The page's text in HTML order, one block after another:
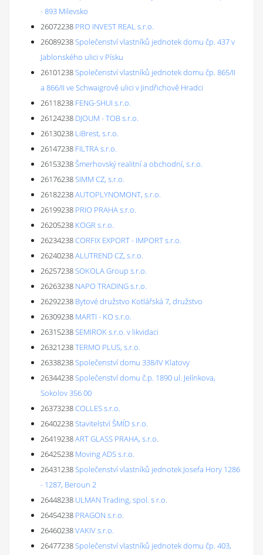
- 893 Milevsko
26072238 PRO INVEST REAL s.r.o.
26089238Společenství vlastníků jednotek domu čp. 437 v
Jablonského ulici v Písku
26101238Společenství vlastníků jednotek domu čp. 865/II
a 866/II ve Schwaigrově ulici v Jindřichově Hradci
26118238 FENG-SHUI s.r.o.
26124238 DJOUM - TOB s.r.o.
26130238 LiBrest, s.r.o.
26147238 FILTRA s.r.o.
26153238Šmerhovský realitní a obchodní, s.r.o.
26176238SIMM CZ, s.r.o.
26182238AUTOPLYNOMONT, s.r.o.
26199238 PRIO PRAHA s.r.o.
26205238 KOGR s.r.o.
26234238CORFIX EXPORT - IMPORT s.r.o.
26240238ALUTREND CZ, s.r.o.
26257238SOKOLA Group s.r.o.
26263238 NAPO TRADING s.r.o.
26292238 Bytové družstvo Kotlářská 7, družstvo
26309238 MARTI - KO s.r.o.
26315238SEMIROK s.r.o. v likvidaci
26321238TERMO PLUS, s.r.o.
26338238Společenství domu 338/IV Klatovy
26344238Společenství domu č.p. 1890 ul. Jelínkova,
Sokolov 356 00
26373238COLLES s.r.o.
26402238Stavitelství ŠMÍD s.r.o.
26419238ART GLASS PRAHA, s.r.o.
26425238 Moving ADS s.r.o.
26431238Společenství vlastníků jednotek Josefa Hory 1286
- 1287, Beroun 2
26448238 ULMAN Trading, spol. s r.o.
26454238 PRAGON s.r.o.
26460238VAKIV s.r.o.
26477238Společenství vlastníků jednotek domu čp. 403,